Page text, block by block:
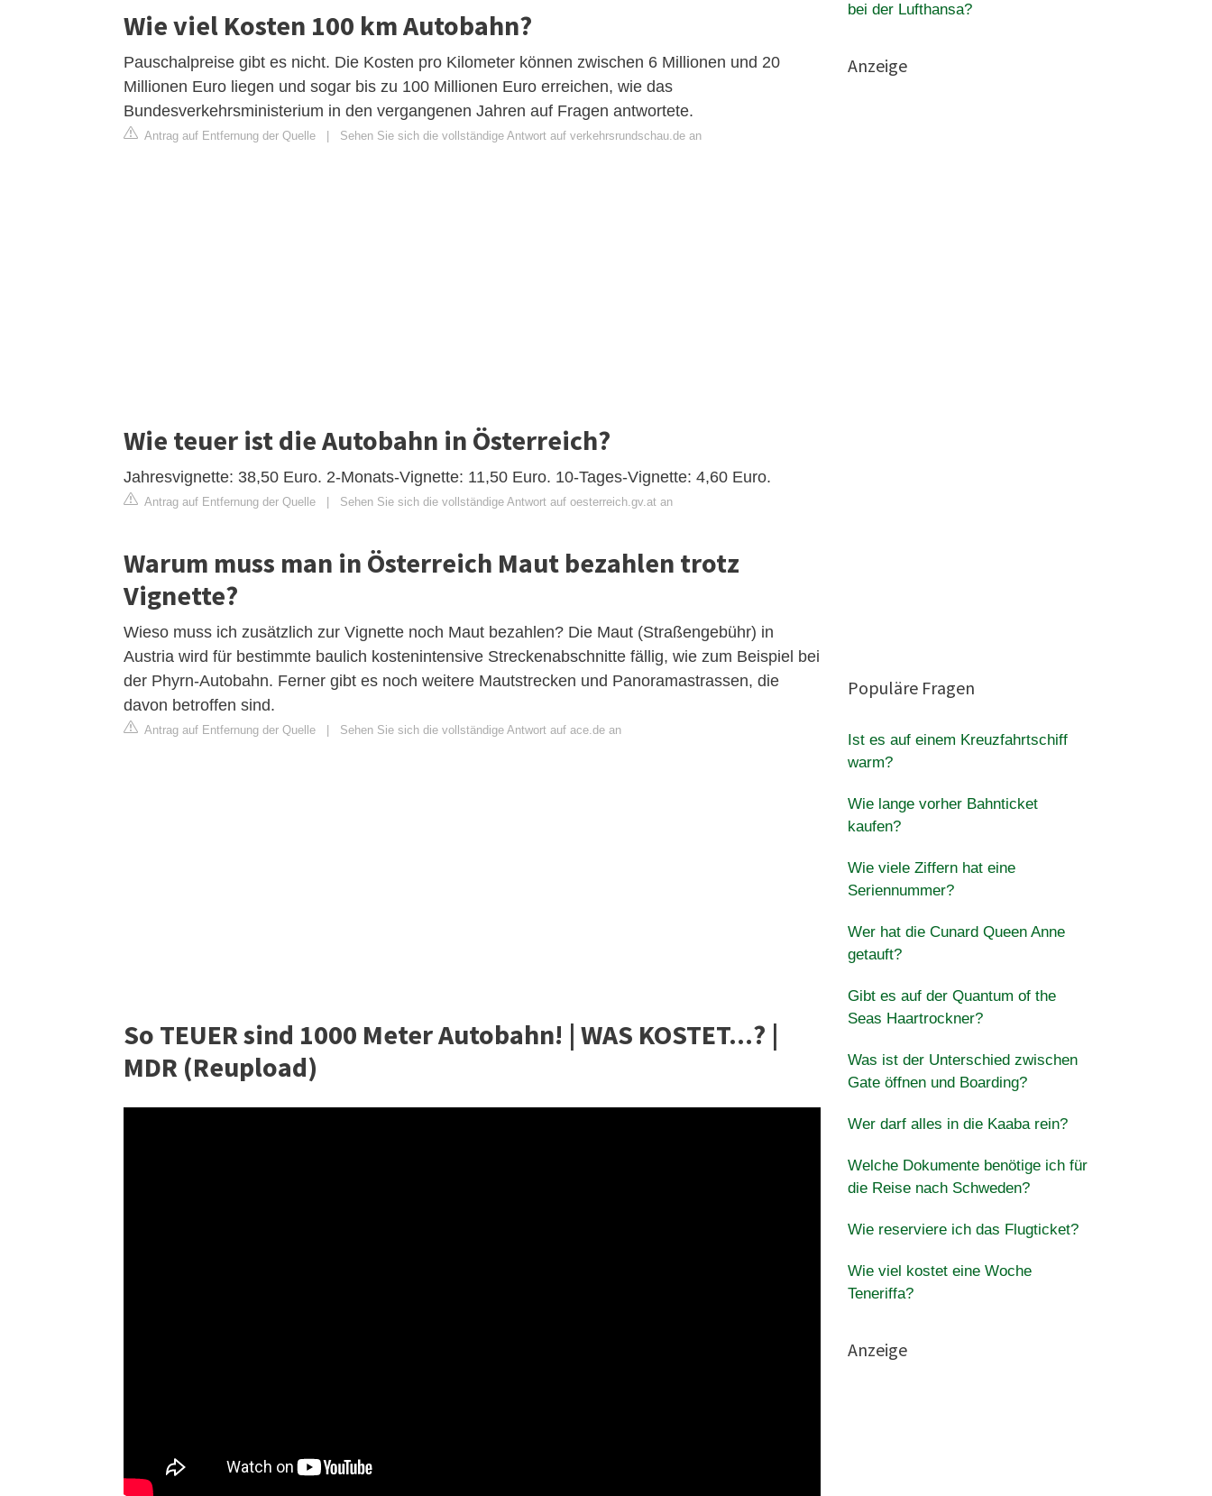
Wie viel Kosten 100 km Autobahn?
Pauschalpreise gibt es nicht. Die Kosten pro Kilometer können zwischen 6 Millionen und 20
Millionen Euro liegen und sogar bis zu 100 Millionen Euro erreichen, wie das
Bundesverkehrsministerium in den vergangenen Jahren auf Fragen antwortete.
Antrag auf Entfernung der Quelle Sehen Sie sich die vollständige Antwort auf verkehrsrundschau.de an
Wie teuer ist die Autobahn in Österreich?
Jahresvignette: 38,50 Euro. 2-Monats-Vignette: 11,50 Euro. 10-Tages-Vignette: 4,60 Euro.
Antrag auf Entfernung der Quelle Sehen Sie sich die vollständige Antwort auf oesterreich.gv.at an
Warum muss man in Österreich Maut bezahlen trotz
Vignette?
Wieso muss ich zusätzlich zur Vignette noch Maut bezahlen? Die Maut (Straßengebühr) in
Austria wird für bestimmte baulich kostenintensive Streckenabschnitte fällig, wie zum Beispiel bei
der Phyrn-Autobahn. Ferner gibt es noch weitere Mautstrecken und Panoramastrassen, die
davon betroffen sind.
Antrag auf Entfernung der Quelle Sehen Sie sich die vollständige Antwort auf ace.de an
So TEUER sind 1000 Meter Autobahn! | WAS KOSTET...? |
MDR (Reupload)
bei der Lufthansa?
Anzeige
Populäre Fragen
Ist es auf einem Kreuzfahrtschiff
warm?
Wie lange vorher Bahnticket
kaufen?
Wie viele Ziffern hat eine
Seriennummer?
Wer hat die Cunard Queen Anne
getauft?
Gibt es auf der Quantum of the
Seas Haartrockner?
Was ist der Unterschied zwischen
Gate öffnen und Boarding?
Wer darf alles in die Kaaba rein?
Welche Dokumente benötige ich für
die Reise nach Schweden?
Wie reserviere ich das Flugticket?
Wie viel kostet eine Woche
Teneriffa?
Anzeige